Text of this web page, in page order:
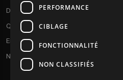
Disques cadeaux
Qui sommes-nous ?
Envoyez vos démos
Nous contacter
PERFORMANCE
CIBLAGE
FONCTIONNALITÉ
NON CLASSIFIÉS